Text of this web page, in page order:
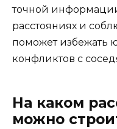
точной
расстояниях и
поможет избежать
конфликтов с
На каком
можно